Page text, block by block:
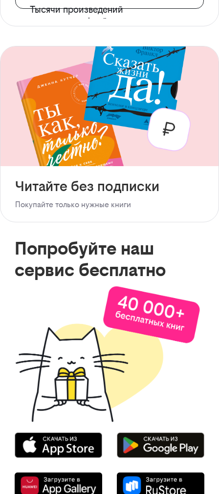
Тысячи произведений
с доступом офлайн
Читайте без подписки
Покупайте только нужные книги
Попробуйте наш
сервис бесплатно